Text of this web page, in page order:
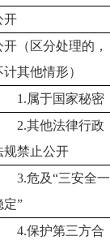
开
开（区分处理的，
其他情形）
1.属于国家秘密
2.其他法律行政
规禁止公开
3.危及“三安全一
定”
4.保护第三方合